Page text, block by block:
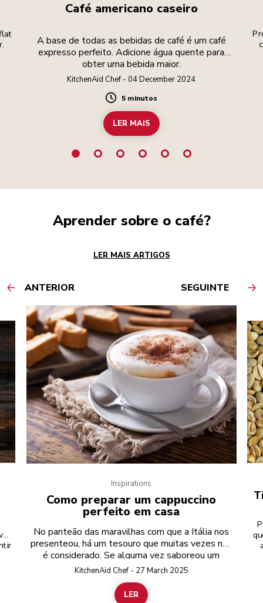
Café americano caseiro
A base de todas as bebidas de café é um café
expresso perfeito. Adicione água quente para
obter uma bebida maior.
KitchenAid Chef - 04 December 2024
Duration
5 minutos
LER MAIS
Aprender sobre o café?
LER MAIS ARTIGOS
ANTERIOR SEGUINTE
Inspirations
Como preparar um cappuccino
perfeito em casa
No panteão das maravilhas com que a Itália nos
presenteou, há um tesouro que muitas vezes não
é considerado. Se alguma vez saboreou um
cappuccino perfeitamente preparado, sabe que
mais emblemáticas do país. Feito na perfeição, é
KitchenAid Chef - 27 March 2025
LER